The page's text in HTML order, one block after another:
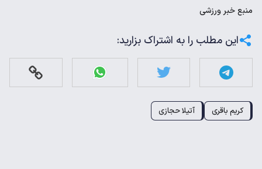
منبعخبر ورزشی
این مطلب را به اشتراک بزارید:
کریم باقری آتیلا حجازی